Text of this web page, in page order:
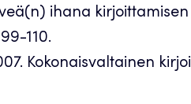
ihana
110.
Kokonaisvaltainen